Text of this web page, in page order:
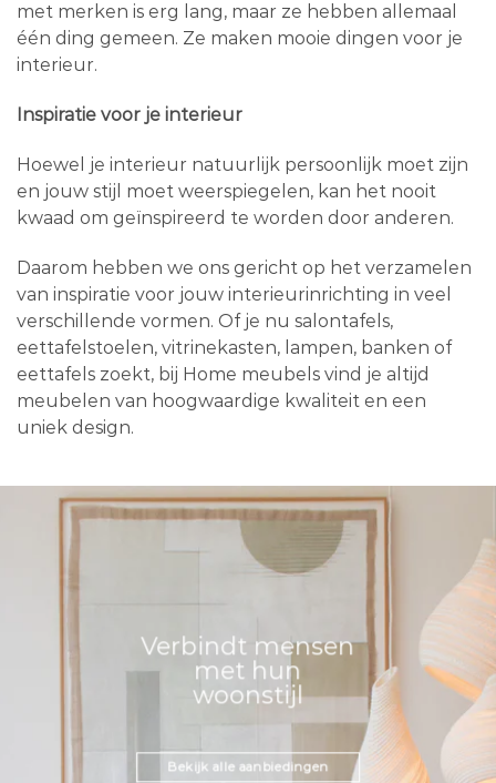
met merken is erg lang, maar ze hebben allemaal
één ding gemeen. Ze maken mooie dingen voor je
interieur.
Inspiratie voor je interieur
Hoewel je interieur natuurlijk persoonlijk moet zijn
en jouw stijl moet weerspiegelen, kan het nooit
kwaad om geïnspireerd te worden door anderen.
Daarom hebben we ons gericht op het verzamelen
van inspiratie voor jouw interieurinrichting in veel
verschillende vormen. Of je nu salontafels,
eettafelstoelen, vitrinekasten, lampen, banken of
eettafels zoekt, bij Home meubels vind je altijd
meubelen van hoogwaardige kwaliteit en een
uniek design.
Verbindt mensen
met hun
woonstijl
Bekijk alle aanbiedingen